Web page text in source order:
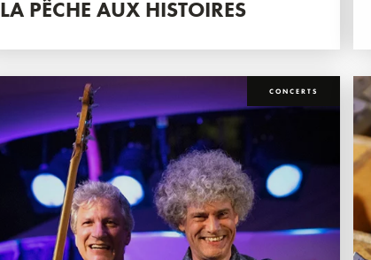
LA PÊCHE AUX HISTOIRES
CONCERTS